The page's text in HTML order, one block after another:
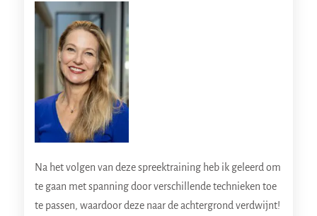
Na het volgen van deze spreektraining heb ik geleerd om
te gaan met spanning door verschillende technieken toe
te passen, waardoor deze naar de achtergrond verdwijnt!